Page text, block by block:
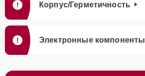
Корпус/Герметичность
Электронные компоненты